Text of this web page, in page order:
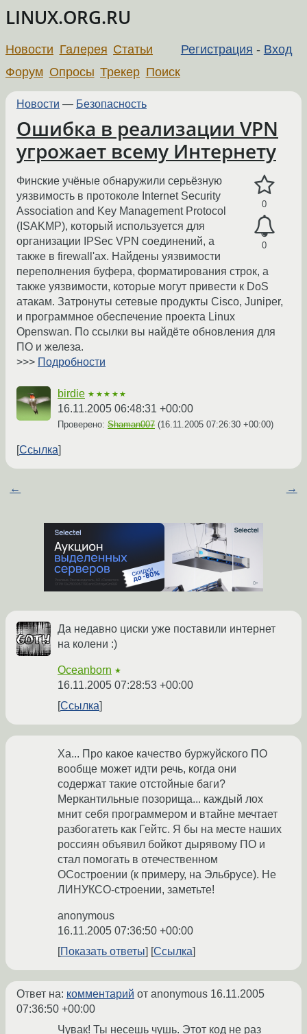
LINUX.ORG.RU
Регистрация - Вход
Новости Галерея Статьи
Форум Опросы Трекер Поиск
Новости — Безопасность
Ошибка в реализации VPN
угрожает всему Интернету
0
0
Финские учёные обнаружили серьёзную
уязвимость в протоколе Internet Security
Association and Key Management Protocol
(ISAKMP), который используется для
организации IPSec VPN соединений, а
также в firewall'ах. Найдены уязвимости
переполнения буфера, форматирования строк, а
также уязвимости, которые могут привести к DoS
атакам. Затронуты сетевые продукты Cisco, Juniper,
и программное обеспечение проекта Linux
Openswan. По ссылки вы найдёте обновления для
ПО и железа.
>>> Подробности
birdie ★★★★★
16.11.2005 06:48:31 +00:00
Проверено: Shaman007 (16.11.2005 07:26:30 +00:00)
Ссылка
← →
Да недавно циски уже поставили интернет
на колени :)
Oceanborn ★
16.11.2005 07:28:53 +00:00
Ссылка
Ха... Про какое качество буржуйского ПО
вообще может идти речь, когда они
содержат такие отстойные баги?
Меркантильные позорища... каждый лох
мнит себя программером и втайне мечтает
разбогатеть как Гейтс. Я бы на месте наших
россиян объявил бойкот дырявому ПО и
стал помогать в отечественном
ОСостроении (к примеру, на Эльбрусе). Не
ЛИНУКСО-строении, заметьте!
anonymous
16.11.2005 07:36:50 +00:00
Показать ответы
Ссылка
Ответ на: комментарий от anonymous 16.11.2005
07:36:50 +00:00
Чувак! Ты несешь чушь. Этот код не раз